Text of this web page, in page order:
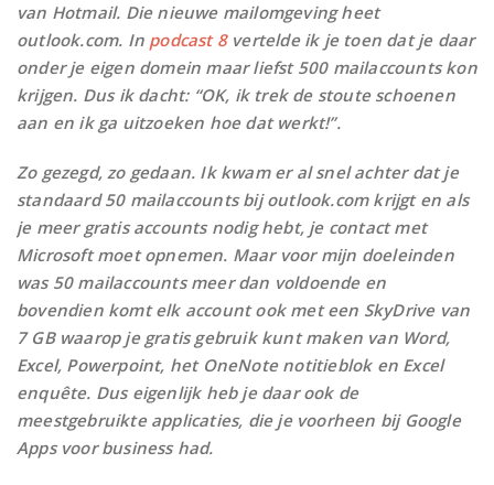
van Hotmail. Die nieuwe mailomgeving heet
outlook.com. In podcast 8vertelde ik je toen dat je daar
onder je eigen domein maar liefst 500 mailaccounts kon
krijgen. Dus ik dacht: “OK, ik trek de stoute schoenen
aan en ik ga uitzoeken hoe dat werkt!”.
Zo gezegd, zo gedaan. Ik kwam er al snel achter dat je
standaard 50 mailaccounts bij outlook.com krijgt en als
je meer gratis accounts nodig hebt, je contact met
Microsoft moet opnemen. Maar voor mijn doeleinden
was 50 mailaccounts meer dan voldoende en
bovendien komt elk account ook met een SkyDrive van
7 GB waarop je gratis gebruik kunt maken van Word,
Excel, Powerpoint, het OneNote notitieblok en Excel
enquête. Dus eigenlijk heb je daar ook de
meestgebruikte applicaties, die je voorheen bij Google
Apps voor business had.